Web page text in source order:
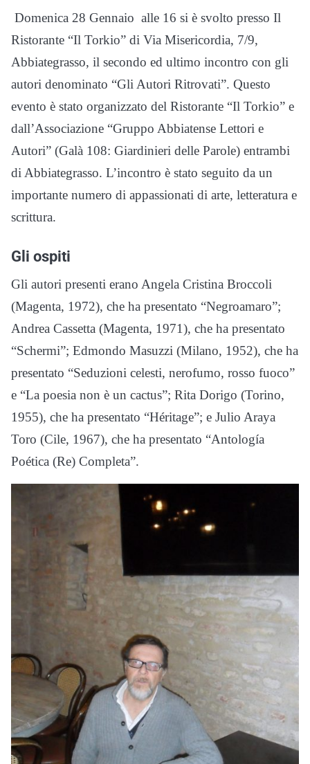
Domenica 28 Gennaio alle 16 si è svolto presso Il
Ristorante “Il Torkio” di Via Misericordia, 7/9,
Abbiategrasso, il secondo ed ultimo incontro con gli
autori denominato “Gli Autori Ritrovati”. Questo
evento è stato organizzato del Ristorante “Il Torkio” e
dall’Associazione “Gruppo Abbiatense Lettori e
Autori” (Galà 108: Giardinieri delle Parole) entrambi
di Abbiategrasso. L’incontro è stato seguito da un
importante numero di appassionati di arte, letteratura e
scrittura.
Gli ospiti
Gli autori presenti erano Angela Cristina Broccoli
(Magenta, 1972), che ha presentato “Negroamaro”;
Andrea Cassetta (Magenta, 1971), che ha presentato
“Schermi”; Edmondo Masuzzi (Milano, 1952), che ha
presentato “Seduzioni celesti, nerofumo, rosso fuoco”
e “La poesia non è un cactus”; Rita Dorigo (Torino,
1955), che ha presentato “Héritage”; e Julio Araya
Toro (Cile, 1967), che ha presentato “Antología
Poética (Re) Completa”.